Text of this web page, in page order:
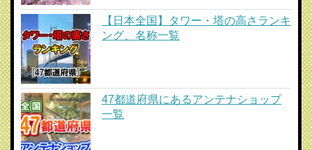
【日本全国】タワー・塔の高さランキ
ング、名称一覧
47都道府県にあるアンテナショップ
一覧